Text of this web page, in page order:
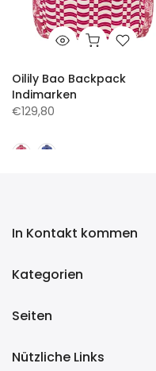
Oilily Bao Backpack
Indimarken
€129,80
In Kontakt kommen
Kategorien
Seiten
Nützliche Links